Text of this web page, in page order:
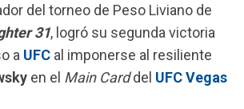
a
m
del torneo de Peso Liviano de
31, logró su segunda victoria
a UFC al imponerse al resiliente
en el Main Carddel UFC Vegas